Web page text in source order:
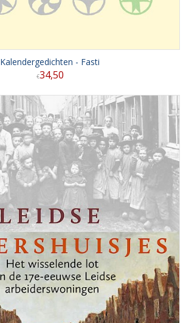
Kalendergedichten - Fasti
€34,50